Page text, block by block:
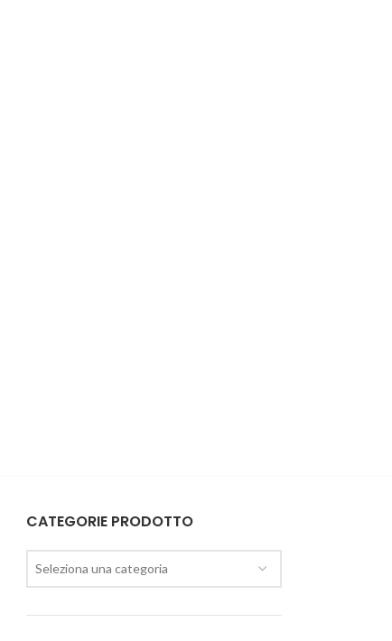
CATEGORIE PRODOTTO
Seleziona una categoria